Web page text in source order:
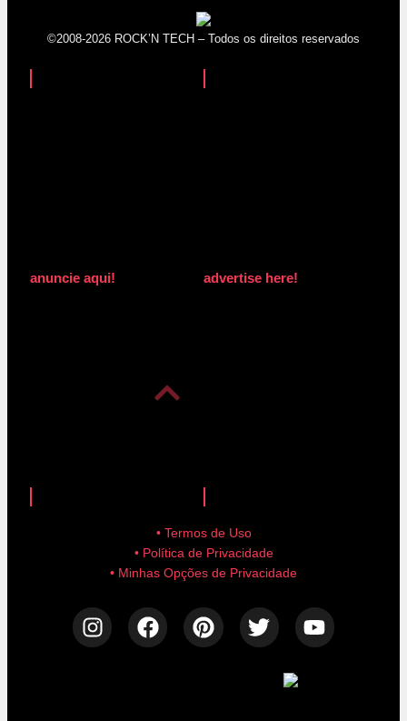
©2008-2026 ROCK’N TECH – Todos os direitos reservados
anuncie aqui! advertise here!
• Termos de Uso
• Política de Privacidade
• Minhas Opções de Privacidade